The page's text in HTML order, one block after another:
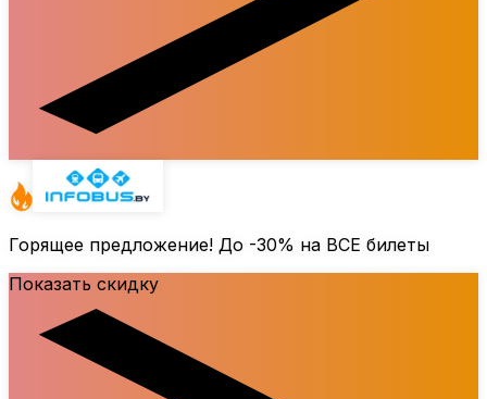
Горящее предложение! До -30% на ВСЕ билеты
Показать скидку